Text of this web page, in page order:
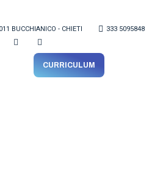
BUCCHIANICO - CHIETI 333 5095848
CURRICULUM